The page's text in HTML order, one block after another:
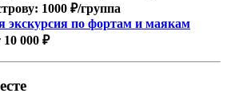
1000 ₽/группа
экскурсия по фортам и маякам
10 000 ₽